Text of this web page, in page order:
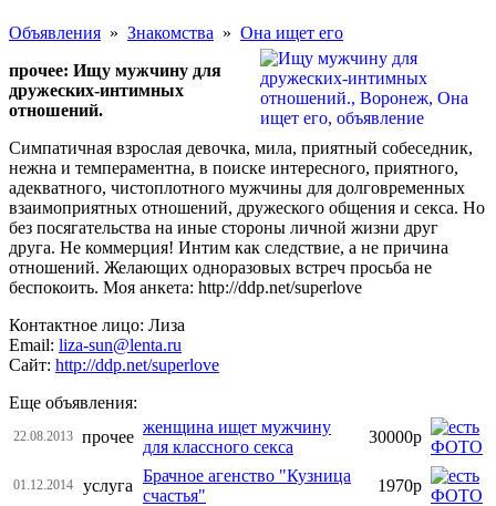
Объявления » Знакомства » Она ищет его
прочее: Ищу мужчину для
дружеских-интимных
отношений.
Симпатичная взрослая девочка, мила, приятный собеседник,
нежна и темпераментна, в поиске интересного, приятного,
адекватного, чистоплотного мужчины для долговременных
взаимоприятных отношений, дружеского общения и cекcа. Но
без посягательства на иные стороны личной жизни друг
друга. Не коммерция! Интим как следствие, а не причина
отношений. Желающих одноразовых встреч просьба не
беспокоить. Моя анкета: http://ddp.net/superlove
Контактное лицо: Лиза
Email: liza-sun@lenta.ru
Сайт: http://ddp.net/superlove
Еще объявления:
22.08.2013 прочее
женщина ищет мужчину
для классного секса
30000р
01.12.2014 услуга
Брачное агенство "Кузница
счастья"
1970р